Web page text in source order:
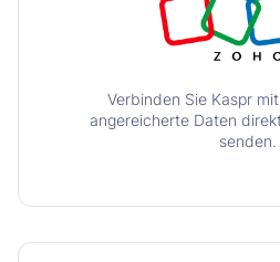
Verbinden Sie Kaspr
angereicherte Daten
senden.